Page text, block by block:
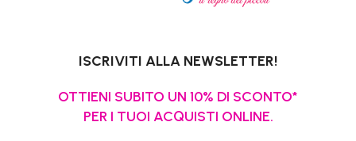
ISCRIVITI ALLA NEWSLETTER!
OTTIENI SUBITO UN 10% DI SCONTO*
PER I TUOI ACQUISTI ONLINE.